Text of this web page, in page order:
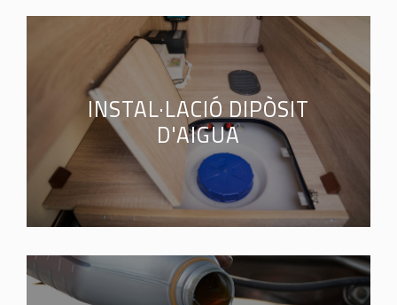
INSTAL·LACIÓ DIPÒSIT
D'AIGUA